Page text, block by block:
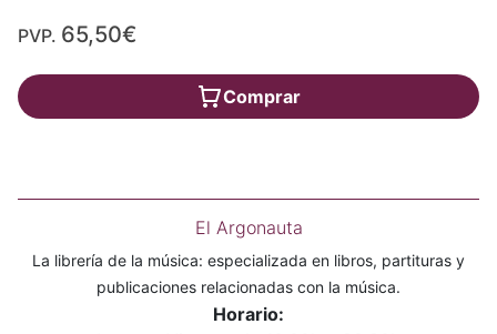
PVP. 65,50€
Comprar
El Argonauta
La librería de la música: especializada en libros, partituras y
publicaciones relacionadas con la música.
Horario: